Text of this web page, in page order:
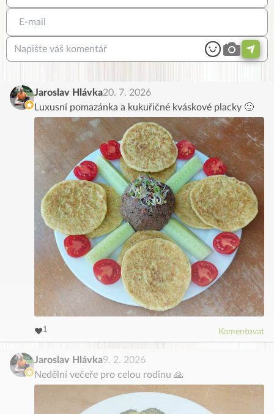
Jaroslav Hlávka20. 7. 2026
Luxusní pomazánka a kukuřičné kváskové placky 🙂
❤️1
3
6
8
9
Komentovat
Jaroslav Hlávka9. 2. 2026
Nedělní večeře pro celou rodinu 🙏